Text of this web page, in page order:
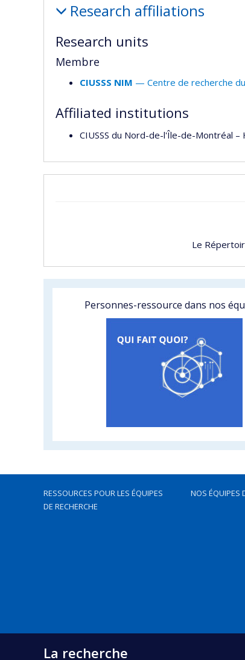
and
responsabilities
Research affiliations
Research units
Membre
CIUSSS NIM — Centre de recherche
Affiliated institutions
CIUSSS du Nord-de-l'Île-de-Montréal
Le
Personnes-ressource dans nos
RESSOURCES POUR LES ÉQUIPES
DE RECHERCHE
NOS ÉQUIPES
La recherche